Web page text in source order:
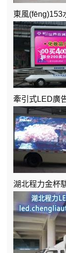
東風(fēng)153
牽引式LED廣
湖北程力金杯